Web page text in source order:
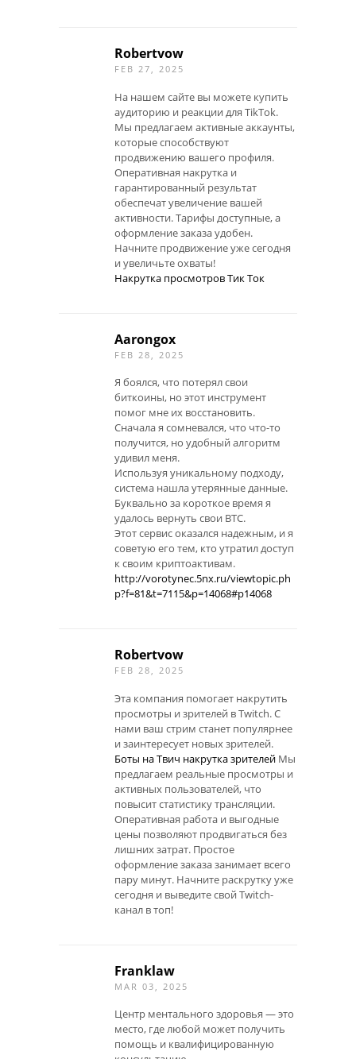
Robertvow
FEB 27, 2025
На нашем сайте вы можете купить
аудиторию и реакции для TikTok.
Мы предлагаем активные аккаунты,
которые способствуют
продвижению вашего профиля.
Оперативная накрутка и
гарантированный результат
обеспечат увеличение вашей
активности. Тарифы доступные, а
оформление заказа удобен.
Начните продвижение уже сегодня
и увеличьте охваты!
Накрутка просмотров Тик Ток
Aarongox
FEB 28, 2025
Я боялся, что потерял свои
биткоины, но этот инструмент
помог мне их восстановить.
Сначала я сомневался, что что-то
получится, но удобный алгоритм
удивил меня.
Используя уникальному подходу,
система нашла утерянные данные.
Буквально за короткое время я
удалось вернуть свои BTC.
Этот сервис оказался надежным, и я
советую его тем, кто утратил доступ
к своим криптоактивам.
http://vorotynec.5nx.ru/viewtopic.ph
p?f=81&t=7115&p=14068#p14068
Robertvow
FEB 28, 2025
Эта компания помогает накрутить
просмотры и зрителей в Twitch. С
нами ваш стрим станет популярнее
и заинтересует новых зрителей.
Боты на Твич накрутка зрителей Мы
предлагаем реальные просмотры и
активных пользователей, что
повысит статистику трансляции.
Оперативная работа и выгодные
цены позволяют продвигаться без
лишних затрат. Простое
оформление заказа занимает всего
пару минут. Начните раскрутку уже
сегодня и выведите свой Twitch-
канал в топ!
Franklaw
MAR 03, 2025
Центр ментального здоровья — это
место, где любой может получить
помощь и квалифицированную